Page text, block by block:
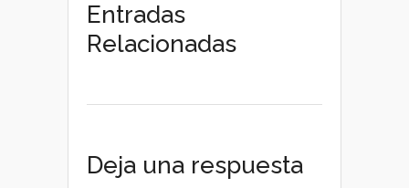
Entradas
Relacionadas
Deja una respuesta